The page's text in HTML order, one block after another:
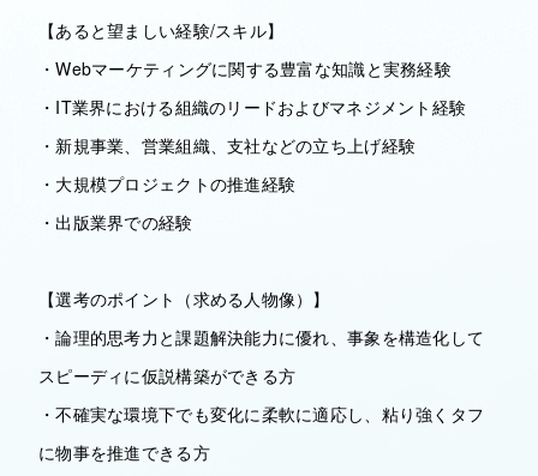
【あると望ましい経験/スキル】
・Webマーケティングに関する豊富な知識と実務経験
・IT業界における組織のリードおよびマネジメント経験
・新規事業、営業組織、支社などの立ち上げ経験
・大規模プロジェクトの推進経験
・出版業界での経験
【選考のポイント（求める人物像）】
・論理的思考力と課題解決能力に優れ、事象を構造化して
スピーディに仮説構築ができる方
・不確実な環境下でも変化に柔軟に適応し、粘り強くタフ
に物事を推進できる方